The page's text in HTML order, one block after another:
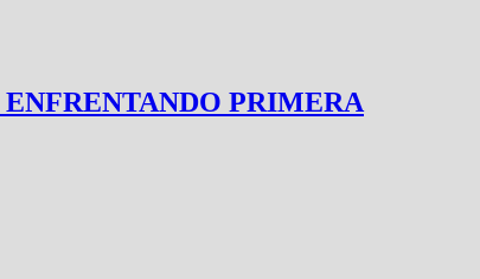
PRIMERA